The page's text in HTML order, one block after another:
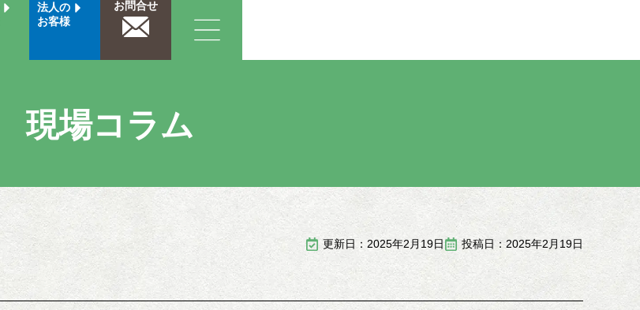
法人の
お客様
お問合せ
現場コラム
更新日：2025年2月19日 投稿日：2025年2月19日